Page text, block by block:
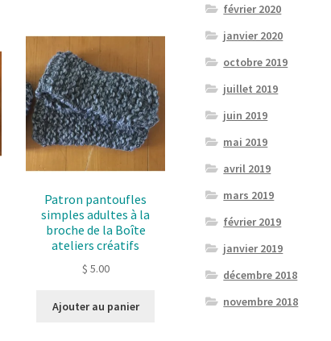
Patron pantoufles
simples adultes à la
broche de la Boîte
ateliers créatifs
$ 5.00
Ajouter au panier
février 2020
janvier 2020
octobre 2019
juillet 2019
juin 2019
mai 2019
avril 2019
mars 2019
février 2019
janvier 2019
décembre 2018
novembre 2018